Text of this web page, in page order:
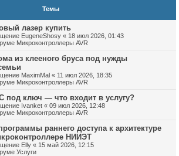
Темы
лазер купить
EugeneShosy « 18 июл 2026, 01:43
Микроконтроллеры AVR
из клееного бруса под нужды
MaximMal « 11 июл 2026, 18:35
Микроконтроллеры AVR
под ключ — что входит в услугу?
Ivanket « 09 июл 2026, 12:48
Микроконтроллеры AVR
раннего доступа к архитектуре
НИИЭТ
Elly « 15 май 2026, 12:15
Услуги